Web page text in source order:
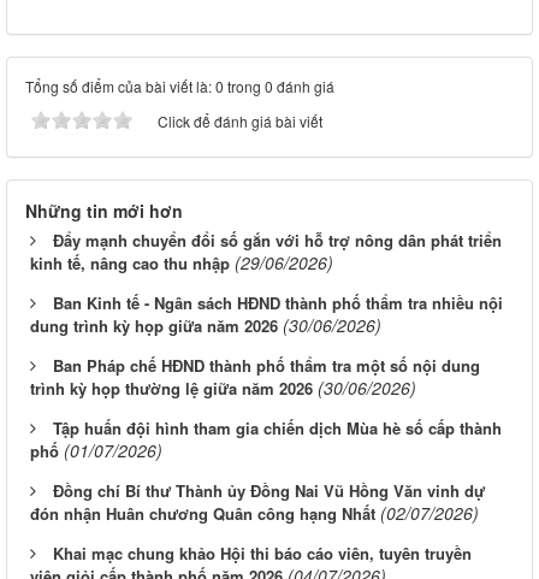
Tổng số điểm của bài viết là: 0 trong 0 đánh giá
Click để đánh giá bài viết
Những tin mới hơn
Đẩy mạnh chuyển đổi số gắn với hỗ trợ nông dân phát triển
kinh tế, nâng cao thu nhập (29/06/2026)
Ban Kinh tế - Ngân sách HĐND thành phố thẩm tra nhiều nội
dung trình kỳ họp giữa năm 2026 (30/06/2026)
Ban Pháp chế HĐND thành phố thẩm tra một số nội dung
trình kỳ họp thường lệ giữa năm 2026 (30/06/2026)
Tập huấn đội hình tham gia chiến dịch Mùa hè số cấp thành
phố (01/07/2026)
Đồng chí Bí thư Thành ủy Đồng Nai Vũ Hồng Văn vinh dự
đón nhận Huân chương Quân công hạng Nhất (02/07/2026)
Khai mạc chung khảo Hội thi báo cáo viên, tuyên truyền